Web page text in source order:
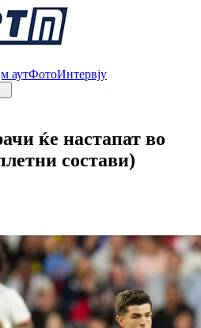
аутФотоИнтервју
ќе настапат во
состави)